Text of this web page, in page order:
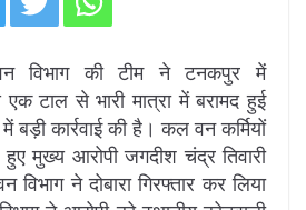
विभाग की टीम ने टनकपुर में
टाल से भारी मात्रा में बरामद हुई
कार्रवाई की है। कल वन कर्मियों
मुख्य आरोपी जगदीश चंद्र तिवारी
ने दोबारा गिरफ्तार कर लिया